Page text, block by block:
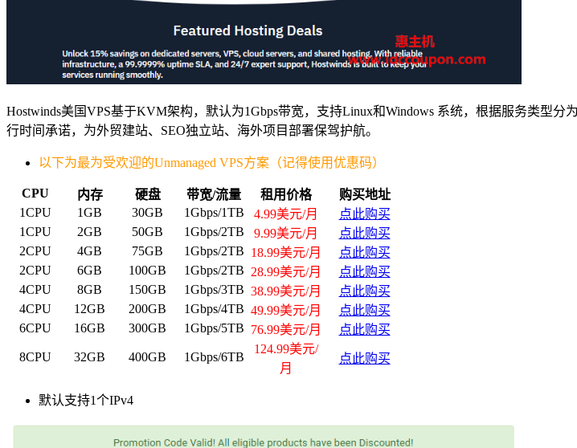
Hostwinds美国VPS基于KVM架构，默认为1Gbps带宽，支持Linux和Windows 系统，根据服务类型分
行时间承诺，为外贸建站、SEO独立站、海外项目部署保驾护航。
以下为最为受欢迎的Unmanaged VPS方案（记得使用优惠码）
CPU 内存 硬盘 带宽/流量 租用价格
购买地址
1CPU
1GB 30GB 1Gbps/1TB 4.99美元/月
点此购买
1CPU
2GB 50GB 1Gbps/2TB 9.99美元/月
点此购买
2CPU
4GB 75GB 1Gbps/2TB 18.99美元/月
点此购买
2CPU
6GB 100GB 1Gbps/2TB 28.99美元/月
点此购买
4CPU
8GB 150GB 1Gbps/3TB 38.99美元/月
点此购买
4CPU
12GB 200GB 1Gbps/4TB 49.99美元/月
点此购买
6CPU
16GB 300GB 1Gbps/5TB 76.99美元/月
点此购买
8CPU
32GB 400GB 1Gbps/6TB
124.99美元/
月
点此购买
默认支持1个IPv4